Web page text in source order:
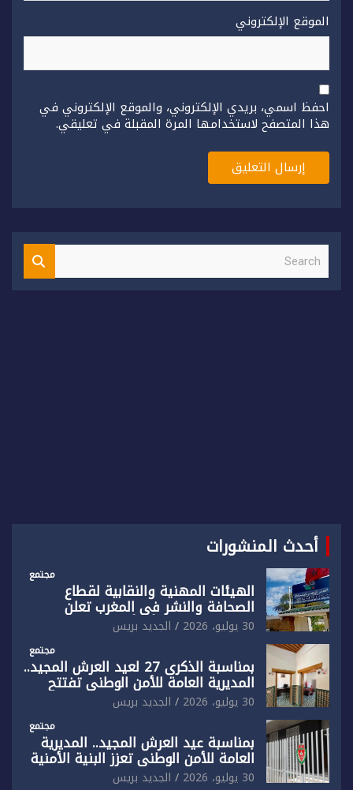
الموقع الإلكتروني
احفظ اسمي، بريدي الإلكتروني، والموقع الإلكتروني في
هذا المتصفح لاستخدامها المرة المقبلة في تعليقي.
S
a
أحدث المنشورات
مجتمع
الهيئات المهنية والنقابية لقطاع
الصحافة والنشر في المغرب تعلن
رفضها القاطع لـ”أي أجندة انتخابية
مُعدة على مقاس سياسي ومصلحي
ضيق”
30 يوليو، 2026 الجديد بريس
مجتمع
بمناسبة الذكرى 27 لعيد العرش المجيد..
المديرية العامة للأمن الوطني تفتتح
المقر الجديد لفرقة الشرطة السياحية
بفاس30 يوليو، 2026 الجديد بريس
مجتمع
بمناسبة عيد العرش المجيد.. المديرية
العامة للأمن الوطني تعزز البنية الأمنية
بالناظور بإحداث فرقتين جديدتين
30 يوليو، 2026 الجديد بريس